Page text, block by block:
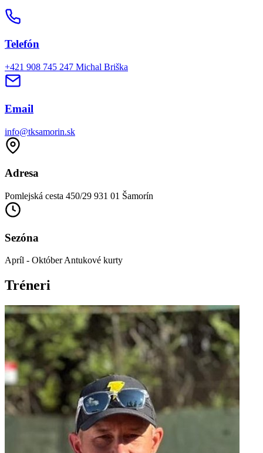
Telefón
+421 908 745 247 Michal Briška
Email
info@tksamorin.sk
Adresa
Pomlejská cesta 450/29 931 01 Šamorín
Sezóna
Apríl - OktóberAntukové kurty
Tréneri